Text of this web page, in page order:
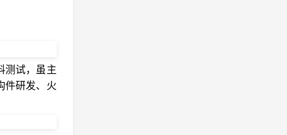
测试，虽主
件研发、火